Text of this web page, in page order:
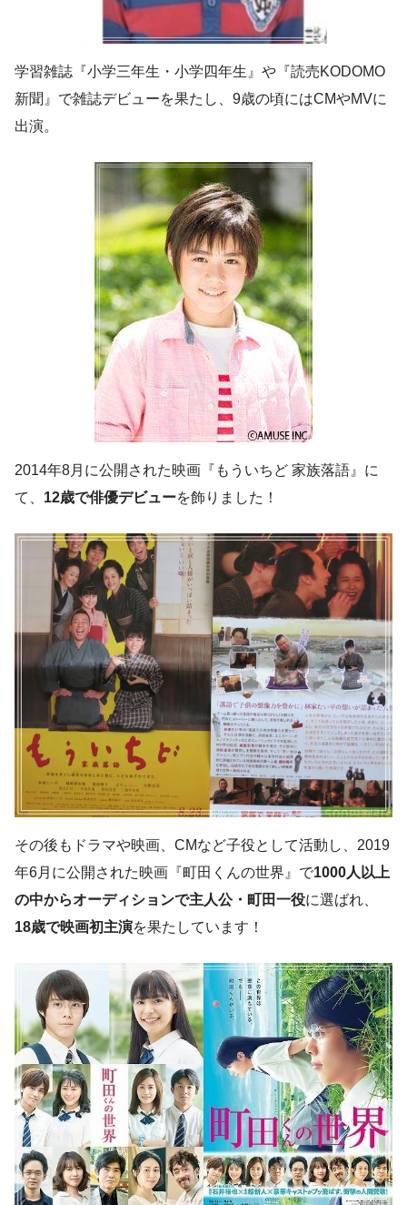
学習雑誌『小学三年生・小学四年生』や『読売KODOMO
新聞』で雑誌デビューを果たし、9歳の頃にはCMやMVに
出演。
2014年8月に公開された映画『もういちど 家族落語』に
て、 12歳で俳優デビューを飾りました！
その後もドラマや映画、CMなど子役として活動し、2019
年6月に公開された映画『町田くんの世界』で1000人以上
の中からオーディションで主人公・町田一役に選ばれ、
18歳で映画初主演を果たしています！